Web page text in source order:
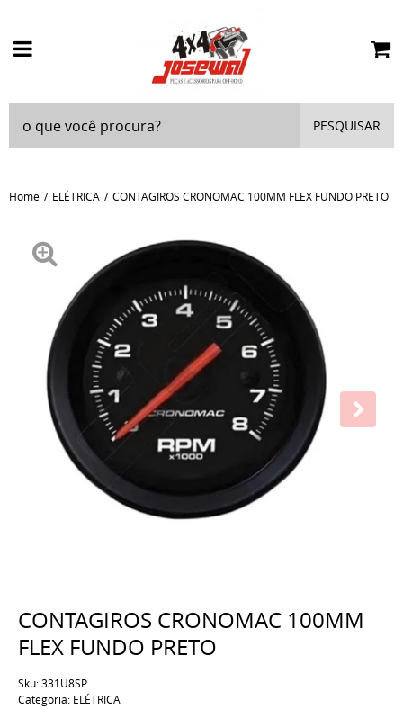
PESQUISAR
Home ELÉTRICA CONTAGIROS CRONOMAC 100MM FLEX FUNDO PRETO
CONTAGIROS CRONOMAC 100MM
FLEX FUNDO PRETO
Sku:331U8SP
Categoria: ELÉTRICA